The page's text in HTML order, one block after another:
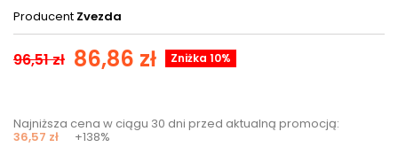
Producent Zvezda
96,51 zł 86,86 zł Zniżka 10%
Najniższa cena w ciągu 30 dni przed aktualną promocją:
36,57 zł +138%